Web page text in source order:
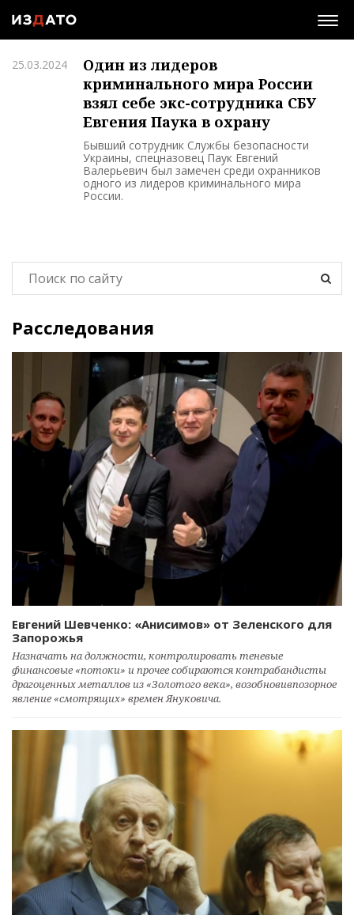
25.03.2024
Один из лидеров
криминального мира России
взял себе экс-сотрудника СБУ
Евгения Паука в охрану
Бывший сотрудник Службы безопасности
Украины, спецназовец Паук Евгений
Валерьевич был замечен среди охранников
одного из лидеров криминального мира
России.
Расследования
Евгений Шевченко: «Анисимов» от Зеленского для
Запорожья
Назначать на должности, контролировать теневые
финансовые «потоки» и прочее собираются контрабандисты
драгоценных металлов из «Золотого века», возобновивпозорное
явление «смотрящих» времен Януковича.